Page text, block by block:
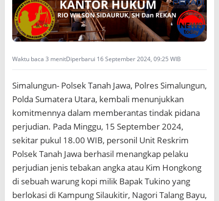
l
a
k
u
u
i
a
J
e
i
s
i
m
Waktu baca 3 menitDiperbarui 16 September 2024, 09:25 WIB
Simalungun- Polsek Tanah Jawa, Polres Simalungun,
Polda Sumatera Utara, kembali menunjukkan
komitmennya dalam memberantas tindak pidana
perjudian. Pada Minggu, 15 September 2024,
sekitar pukul 18.00 WIB, personil Unit Reskrim
Polsek Tanah Jawa berhasil menangkap pelaku
perjudian jenis tebakan angka atau Kim Hongkong
di sebuah warung kopi milik Bapak Tukino yang
berlokasi di Kampung Silaukitir, Nagori Talang Bayu,